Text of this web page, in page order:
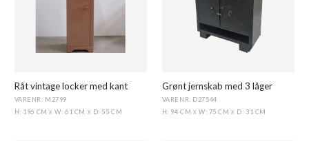
Råt vintage locker med kant
VARENR: M2799
H: 196 CMX W: 61 CM X D: 55 CM
Grønt jernskab med 3 låger
VARENR: D27544
H: 94 CM X W: 75 CMX D: 31 CM